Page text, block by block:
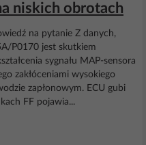
niskich obrotach
na pytanie Z danych,
P0170 jest skutkiem
sygnału MAP-sensora
zakłóceniami wysokiego
zapłonowym. ECU gubi
FF pojawia...